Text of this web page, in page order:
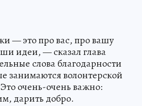
— это про вас, про вашу
идеи, — сказал глава
слова благодарности
занимаются волонтерской
очень-очень важно:
дарить добро.